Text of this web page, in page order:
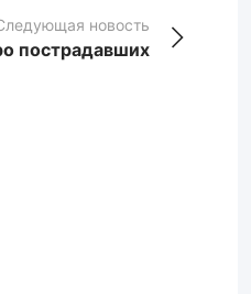
новость
пострадавших